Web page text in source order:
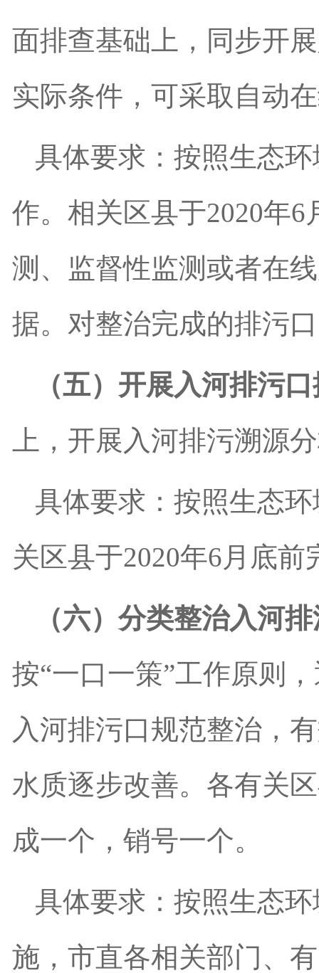
面排查基础上，同步开
实际条件，可采取自动
具体要求：按照生态
作。相关区县于2020年6
测、监督性监测或者在
据。对整治完成的排污
（五）开展入河排污
上，开展入河排污溯源
具体要求：按照生态
关区县于2020年6月底前
（六）分类整治入河
按“一口一策”工作原则
入河排污口规范整治，
水质逐步改善。各有关
成一个，销号一个。
具体要求：按照生态
施，市直各相关部门、